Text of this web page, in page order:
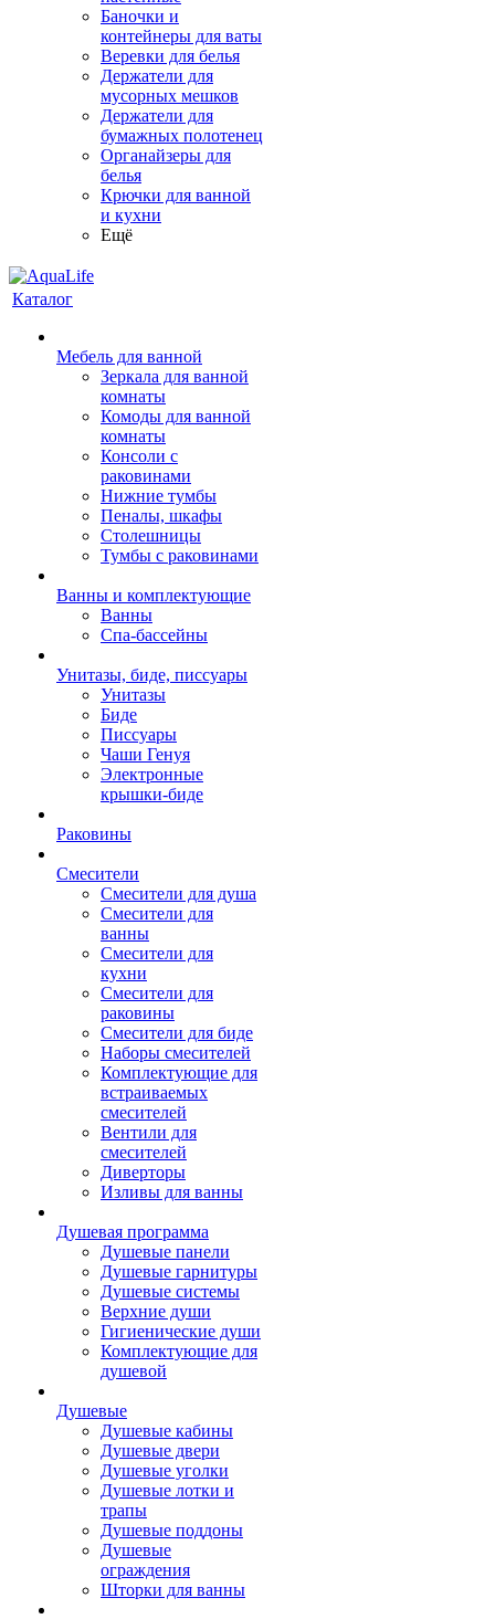
Баночки и
контейнеры для ваты
Веревки для белья
Держатели для
мусорных мешков
Держатели для
бумажных полотенец
Органайзеры для
белья
Крючки для ванной
и кухни
Ещё
Каталог
Мебель для ванной
Зеркала для ванной
комнаты
Комоды для ванной
комнаты
Консоли с
раковинами
Нижние тумбы
Пеналы, шкафы
Столешницы
Тумбы с раковинами
Ванны и комплектующие
Ванны
Спа-бассейны
Унитазы, биде, писсуары
Унитазы
Биде
Писсуары
Чаши Генуя
Электронные
крышки-биде
Раковины
Смесители
Смесители для душа
Смесители для
ванны
Смесители для
кухни
Смесители для
раковины
Смесители для биде
Наборы смесителей
Комплектующие для
встраиваемых
смесителей
Вентили для
смесителей
Диверторы
Изливы для ванны
Душевая программа
Душевые панели
Душевые гарнитуры
Душевые системы
Верхние души
Гигиенические души
Комплектующие для
душевой
Душевые
Душевые кабины
Душевые двери
Душевые уголки
Душевые лотки и
трапы
Душевые поддоны
Душевые
ограждения
Шторки для ванны